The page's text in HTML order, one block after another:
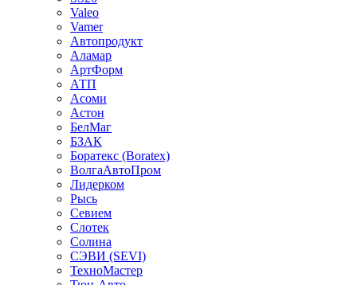
Valeo
Vamer
Автопродукт
Аламар
АртФорм
АТП
Асоми
Астон
БелМаг
БЗАК
Боратекс (Boratex)
ВолгаАвтоПром
Лидерком
Рысь
Севием
Слотек
Солина
СЭВИ (SEVI)
ТехноМастер